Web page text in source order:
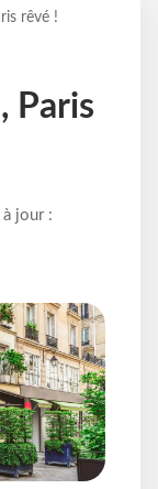
rêvé !
Paris
jour :